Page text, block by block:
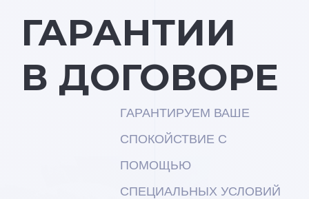
ГАРАНТИИ
В ДОГОВОРЕ
ГАРАНТИРУЕМ ВАШЕ
СПОКОЙСТВИЕ С
ПОМОЩЬЮ
СПЕЦИАЛЬНЫХ УСЛОВИЙ